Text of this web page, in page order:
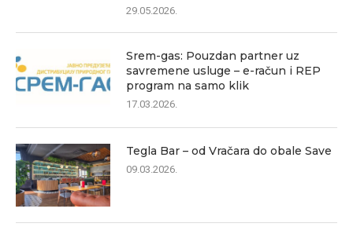
29.05.2026.
Srem-gas: Pouzdan partner uz
savremene usluge – e-račun i REP
program na samo klik
17.03.2026.
Tegla Bar – od Vračara do obale Save
09.03.2026.